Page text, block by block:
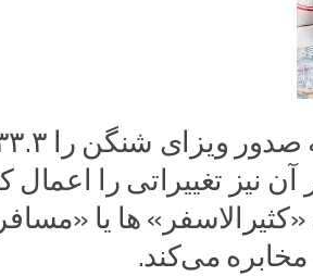
نیز تغییراتی را اعمال
ها یا
می‌کند.